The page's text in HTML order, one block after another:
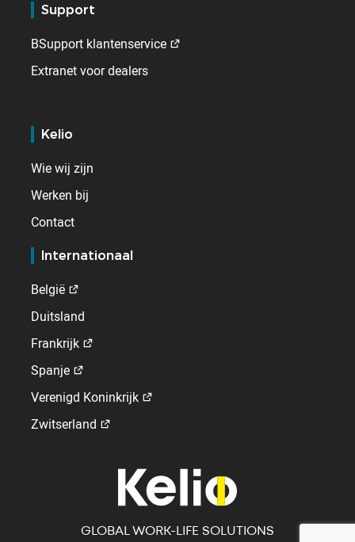
Support
BSupport klantenservice
Extranet voor dealers
Kelio
Wie wij zijn
Werken bij
Contact
Internationaal
België
Duitsland
Frankrijk
Spanje
Verenigd Koninkrijk
Zwitserland
GLOBAL WORK-LIFE SOLUTIONS